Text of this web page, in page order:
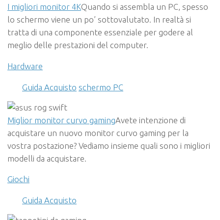
I migliori monitor 4KQuando si assembla un PC, spesso
lo schermo viene un po’ sottovalutato. In realtà si
tratta di una componente essenziale per godere al
meglio delle prestazioni del computer.
Hardware
Guida Acquisto schermo PC
Miglior monitor curvo gamingAvete intenzione di
acquistare un nuovo monitor curvo gaming per la
vostra postazione? Vediamo insieme quali sono i migliori
modelli da acquistare.
Giochi
Guida Acquisto